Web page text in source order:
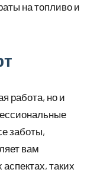
на топливо и
работа, но и
заботы,
вам
таких